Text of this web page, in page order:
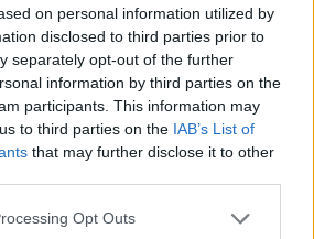
on personal information utilized by
disclosed to third parties prior to
separately opt-out of the further
information by third parties on the
participants. This information may
to third parties on the IAB’s List of
that may further disclose it to other
Opt Outs
il balletto con